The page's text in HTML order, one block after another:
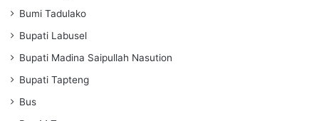
Bumi Tadulako
Bupati Labusel
Bupati Madina Saipullah Nasution
Bupati Tapteng
Bus